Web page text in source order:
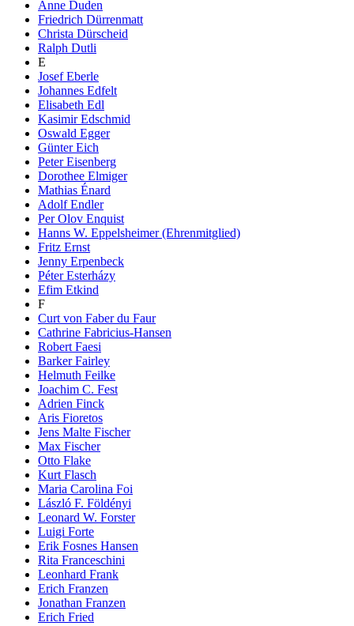
Anne Duden
Friedrich Dürrenmatt
Christa Dürscheid
Ralph Dutli
E
Josef Eberle
Johannes Edfelt
Elisabeth Edl
Kasimir Edschmid
Oswald Egger
Günter Eich
Peter Eisenberg
Dorothee Elmiger
Mathias Énard
Adolf Endler
Per Olov Enquist
Hanns W. Eppelsheimer (Ehrenmitglied)
Fritz Ernst
Jenny Erpenbeck
Péter Esterházy
Efim Etkind
F
Curt von Faber du Faur
Cathrine Fabricius-Hansen
Robert Faesi
Barker Fairley
Helmuth Feilke
Joachim C. Fest
Adrien Finck
Aris Fioretos
Jens Malte Fischer
Max Fischer
Otto Flake
Kurt Flasch
Maria Carolina Foi
László F. Földényi
Leonard W. Forster
Luigi Forte
Erik Fosnes Hansen
Rita Franceschini
Leonhard Frank
Erich Franzen
Jonathan Franzen
Erich Fried